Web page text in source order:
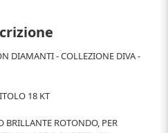
DIAMANTI - COLLEZIONE DIVA -
18 KT
BRILLANTE ROTONDO, PER